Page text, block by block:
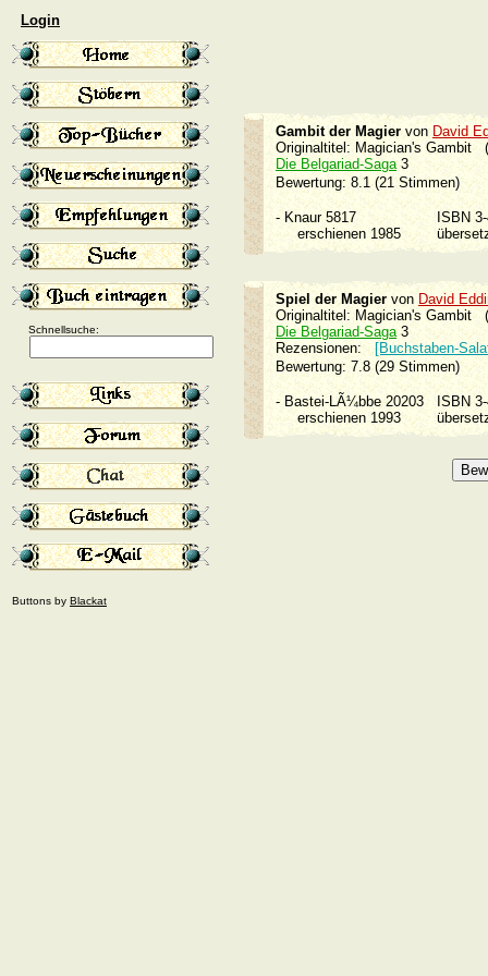
Login
Schnellsuche:
Buttons by Blackat
Gambit der Magiervon David
Originaltitel: Magician's Gambit
Die Belgariad-Saga3
Bewertung: 8.1 (21 Stimmen)
- Knaur 5817
ISBN
erschienen 1985
Spiel der Magiervon David
Originaltitel: Magician's Gambit
Die Belgariad-Saga3
Rezensionen:[Buchstaben-
Bewertung: 7.8 (29 Stimmen)
- Bastei-LÃ¼bbe 20203 ISBN
erschienen 1993